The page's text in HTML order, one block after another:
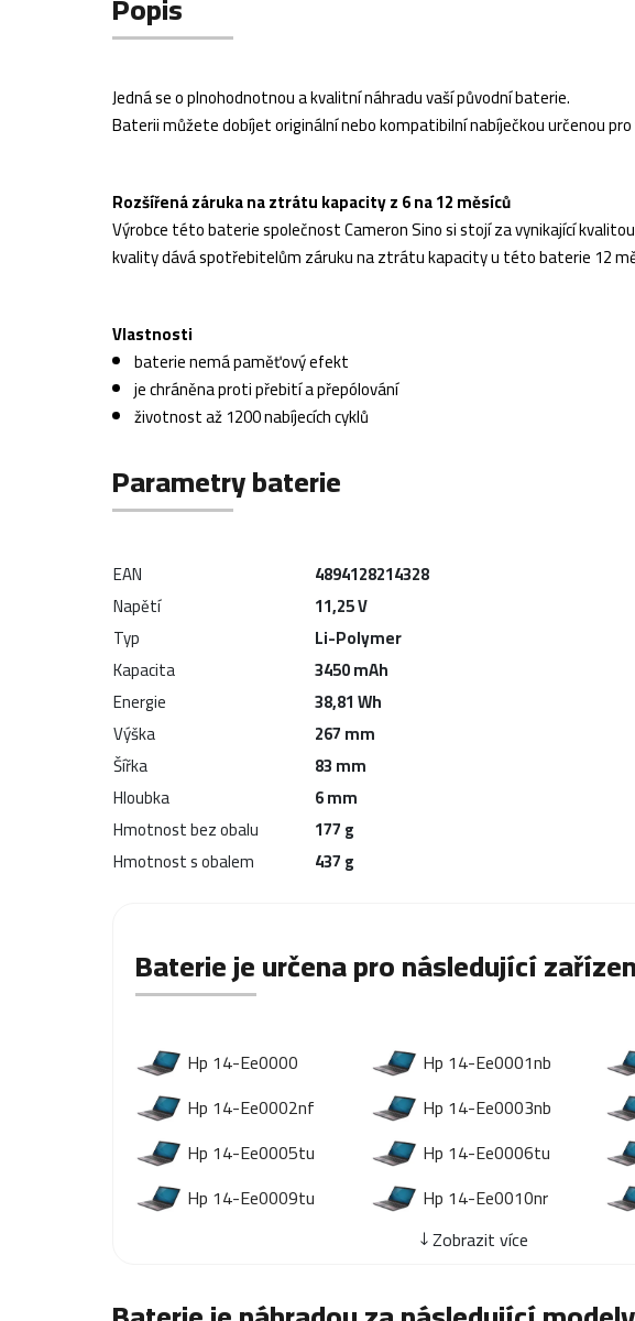
Jedná se o plnohodnotnou a kvalitní náhradu vaší původní baterie.
Baterii můžete dobíjet originální nebo kompatibilní nabíječkou určenou
Rozšířená záruka na ztrátu kapacity z 6 na 12 měsíců
Výrobce této baterie společnost Cameron Sino si stojí za vynikající
kvality dává spotřebitelům záruku na ztrátu kapacity u této baterie 12
Vlastnosti
baterie nemá paměťový efekt
je chráněna proti přebití a přepólování
životnost až 1200 nabíjecích cyklů
Parametry baterie
EAN
4894128214328
Napětí
11,25 V
Typ
Li-Polymer
Kapacita
3450 mAh
Energie
38,81 Wh
Výška
267 mm
Šířka
83 mm
Hloubka
6 mm
Hmotnost bez obalu
177 g
Hmotnost s obalem
437 g
Baterie je určena pro následující
Hp 14-Ee0000 Hp 14-Ee0001nb
Hp 14-Ee0002nf
Hp 14-Ee0003nb
Hp 14-Ee0005tu
Hp 14-Ee0006tu
Hp 14-Ee0009tu
Hp 14-Ee0010nr
Zobrazit více